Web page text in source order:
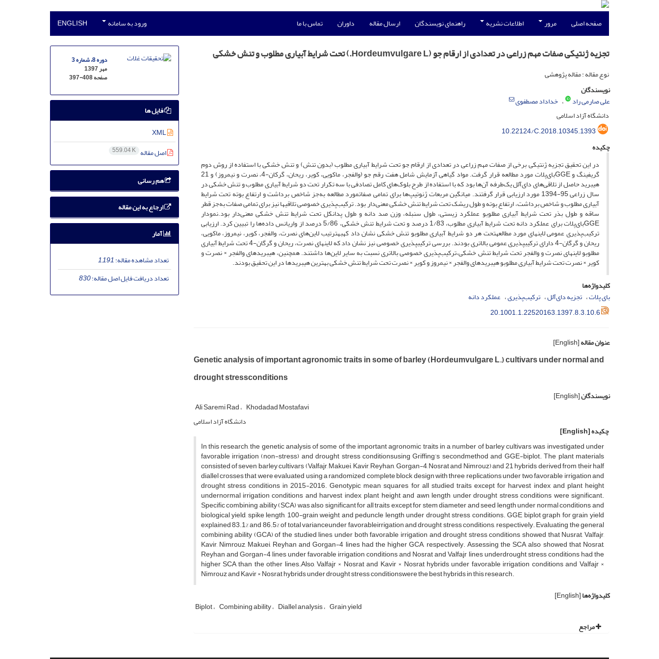
صفحه اصلی مرور اطلاعات نشریه راهنمای نویسندگان ارسال مقاله داوران تماس با ما ورود به سامانه ENGLISH
تجزیه ژنتیکی صفات مهم زراعی در تعدادی از ارقام جو (Hordeumvulgare L.) تحت شرایط آبیاری مطلوب و تنش خشکی
نوع مقاله : مقاله پژوهشی
نویسندگان
علی صارمی راد
خداداد مصطفوی
دانشگاه آزاد اسلامی
10.22124/C.2018.10345.1393
چکیده
در این تحقیق تجزیه ژنتیکی برخی از صفات مهم زراعی در تعدادی از ارقام جو تحت شرایط آبیاری مطلوب (بدون تنش) و تنش خشکی با استفاده از روش دوم
گریفینگ و GGEبای‌پلات مورد مطالعه قرار گرفت. مواد گیاهی آزمایش شامل هفت رقم جو (والفجر، ماکویی، کویر، ریحان، گرکان-4، نصرت و نیمروز) و 21
هیبرید حاصل از تلاقی‌های دای‌آلل یک‌طرفه آن‌ها بود که با استفاده از طرح‌ بلوک‌های کامل تصادفی با سه تکرار تحت دو شرایط آبیاری مطلوب و تنش خشکی در
سال زراعی 95-1394 مورد ارزیابی قرار گرفتند. میانگین مربعات ژنوتیپ‌ها برای تمامی صفاتمورد مطالعه به‌جز شاخص برداشت و ارتفاع بوته تحت شرایط
آبیاری مطلوب و شاخص برداشت، ارتفاع بوته و طول ریشک تحت شرایط تنش خشکی معنی‌دار بود. ترکیب‌پذیری خصوصی تلاقی­ها نیز برای تمامی صفات به‌جز قطر
ساقه و طول بذر تحت شرایط آبیاری مطلوبو عملکرد زیستی، طول سنبله، وزن صد دانه و طول پدانکل تحت شرایط تنش خشکی معنی‌دار بود.نمودار
GGEبای‌پلات برای عملکرد دانه تحت شرایط آبیاری مطلوب، 1/83 درصد و تحت شرایط تنش خشکی، 5/86 درصد از واریانس داده‌ها را تبیین کرد. ارزیابی
ترکیب‌پذیری عمومی لاین­های مورد مطالعهتحت هر دو شرایط آبیاری مطلوبو تنش خشکی نشان داد کهبه­ترتیب لاین‌‌های نصرت، والفجر، کویر، نیمروز، ماکویی،
ریحان و گرگان-‌4 دارای ترکیب­پذیری عمومی بالاتری بودند. بررسی ترکیب­پذیری خصوصی نیز نشان داد که لاین­های نصرت، ریحان و گرگان-‌4 تحت شرایط آبیاری
مطلوبو لاین­های نصرت و والفجر تحت شرایط تنش خشکی،ترکیب‌پذیری خصوصی بالاتری نسبت به سایر لاین‌ها داشتند. همچنین، هیبریدهای والفجر × نصرت و
کویر × نصرت تحت شرایط آبیاری مطلوبو هیبریدهای والفجر × نیمروز و کویر × نصرت تحت شرایط تنش خشکی بهترین هیبریدها در این تحقیق بودند.
کلیدواژه‌ها
بای پلات تجزیه دای‌آلل ترکیب‌پذیری عملکرد دانه
20.1001.1.22520163.1397.8.3.10.6
عنوان مقاله[English]
Genetic analysis of important agronomic traits in some of barley (Hordeumvulgare L.) cultivars under normal and
drought stressconditions
نویسندگان[English]
Ali Saremi Rad Khodadad Mostafavi
دانشگاه آزاد اسلامی
چکیده[English]
In this research, the genetic analysis of some of the important agronomic traits in a number of barley cultivars was investigated under
favorable irrigation (non-stress) and drought stress conditionsusing Griffing’s secondmethod and GGE-biplot. The plant materials
consisted of seven barley cultivars (Valfajr, Makuei, Kavir, Reyhan, Gorgan-4, Nosrat and Nimrouz) and 21 hybrids derived from their half
diallel crosses that were evaluated using a randomized complete block design with three replications under two favorable irrigation and
drought stress conditions in 2015-2016. Genotypic mean squares for all studied traits except for harvest index and plant height
undernormal irrigation conditions and harvest index, plant height and awn length under drought stress conditions were significant.
Specific combining ability (SCA) was also significant for all traits except for stem diameter and seed length under normal conditions and
biological yield, spike length, 100-grain weight and peduncle length under drought stress conditions. GGE biplot graph for grain yield
explained 83.1% and 86.5% of total varianceunder favorableirrigation and drought stress conditions, respectively. Evaluating the general
combining ability (GCA) of the studied lines under both favorable irrigation and drought stress conditions showed that Nusrat, Valfajr,
Kavir, Nimrouz, Makuei, Reyhan and Gorgan-4 lines had the higher GCA, respectively. Assessing the SCA also showed that Nosrat,
Reyhan and Gorgan-4 lines under favorable irrigation conditions and Nosrat and Valfajr lines underdrought stress conditions had the
higher SCA than the other lines.Also, Valfajr × Nosrat and Kavir × Nosrat hybrids under favorable irrigation conditions and Valfajr ×
Nimrouz and Kavir × Nosrat hybrids under drought stress conditionswere the best hybrids in this research.
کلیدواژه‌ها[English]
Biplot Combining ability Diallel analysis Grain yield
مراجع
دوره 8، شماره 3
مهر 1397
صفحه397-408
فایل ها
XML
اصل مقاله 559.04 K
هم رسانی
ارجاع به این مقاله
آمار
تعداد مشاهده مقاله:1,191
تعداد دریافت فایل اصل مقاله:830